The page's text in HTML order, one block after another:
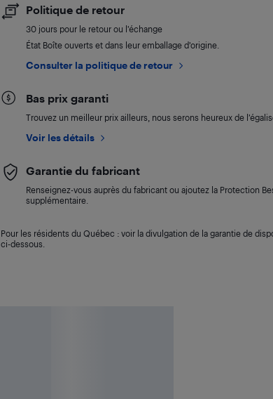
Politique de retour
30 jours pour le retour ou l’échange
État Boîte ouverts et dans leur emballage d’origine.
Consulter la politique de retour
Bas prix garanti
Trouvez un meilleur prix ailleurs, nous serons heureux de
Voir les détails
Garantie du fabricant
Renseignez-vous auprès du fabricant ou ajoutez la Protection
supplémentaire.
Pour les résidents du Québec : voir la divulgation de la garantie de
ci-dessous.